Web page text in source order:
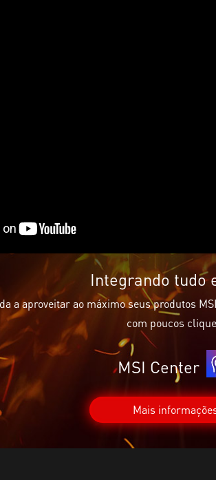
Integrando tudo
a aproveitar ao máximo seus produtos
com poucos
MSI Center
Mais